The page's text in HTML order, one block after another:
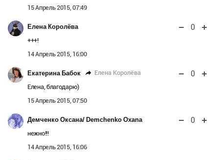
15 Апрель 2015, 07:49
Елена Королёва 0
+++!
14 Апрель 2015, 16:00
Екатерина Бабок Елена Королёва 0
Елена, благодарю)
15 Апрель 2015, 07:50
Демченко Оксана/ Demchenko Oxana 0
нежно!!!
14 Апрель 2015, 16:06